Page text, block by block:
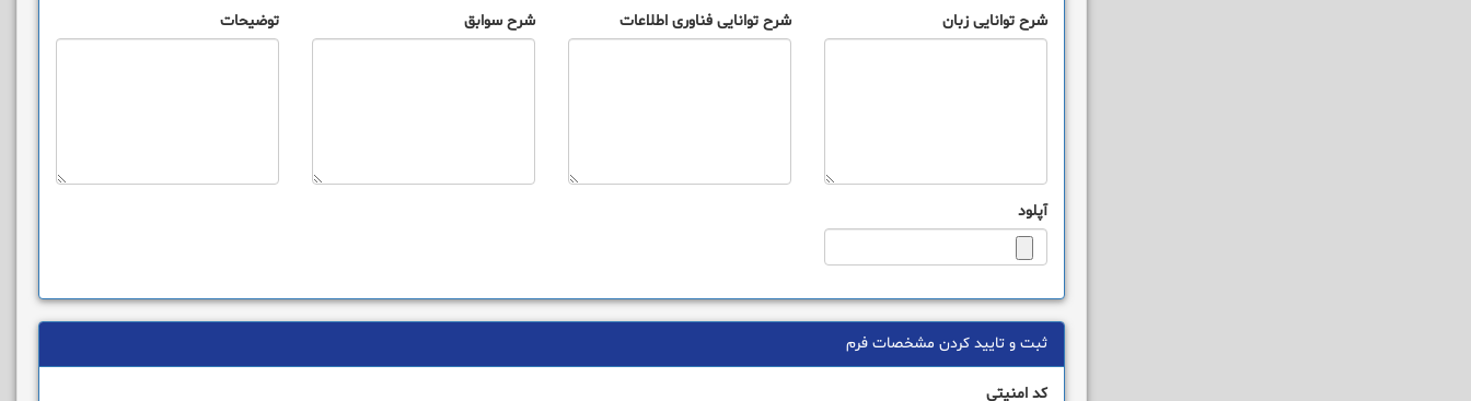
شرح توانایی زبان شرح توانایی فناوری اطلاعات شرح سوابق توضیحات
آپلود
ثبت و تایید کردن مشخصات فرم
کد امنیتی